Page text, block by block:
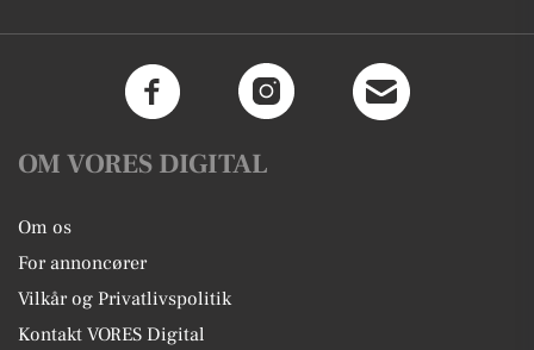
OM VORES DIGITAL
Om os
For annoncører
Vilkår og Privatlivspolitik
Kontakt VORES Digital